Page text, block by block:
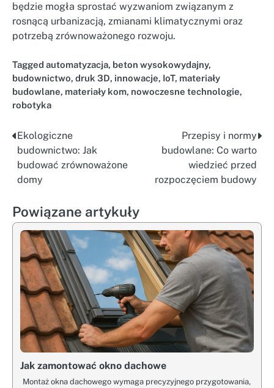
będzie mogła sprostać wyzwaniom związanym z
rosnącą urbanizacją, zmianami klimatycznymi oraz
potrzebą zrównoważonego rozwoju.
Tagged automatyzacja, beton wysokowydajny,
budownictwo, druk 3D, innowacje, IoT, materiały
budowlane, materiały kom, nowoczesne technologie,
robotyka
Nawigacja
wpisu
Ekologiczne
budownictwo: Jak
budować zrównoważone
domy
Przepisy i normy
budowlane: Co warto
wiedzieć przed
rozpoczęciem budowy
Powiązane artykuły
Jak zamontować okno dachowe
Montaż okna dachowego wymaga precyzyjnego przygotowania,